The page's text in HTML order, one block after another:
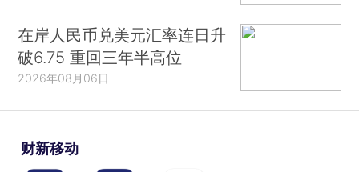
在岸人民币兑美元汇率连日升
破6.75 重回三年半高位
2026年08月06日
财新移动